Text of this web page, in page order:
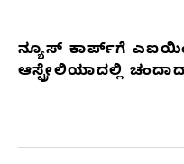
ನ್ಯೂಸ್ ಕಾರ್ಪ್‌ಗೆ
ಆಸ್ಟ್ರೇಲಿಯಾದಲ್ಲಿ